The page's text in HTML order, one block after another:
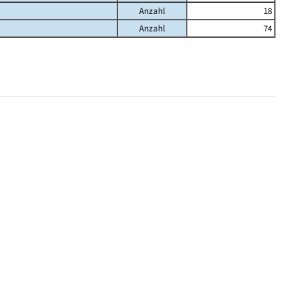
Anzahl
18
Anzahl 74